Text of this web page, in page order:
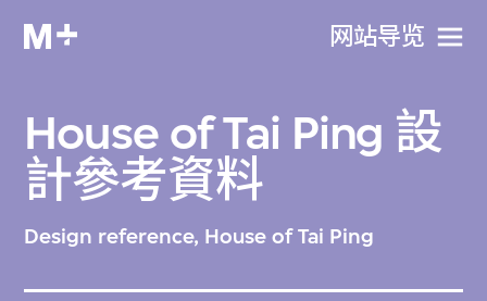
网站导览
House of Tai Ping 設
計參考資料
Design reference, House of Tai Ping